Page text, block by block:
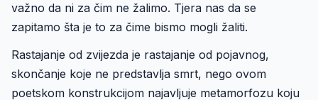
važno da ni za čim ne žalimo. Tjera nas da se
zapitamo šta je to za čime bismo mogli žaliti.
Rastajanje od zvijezda je rastajanje od pojavnog,
skončanje koje ne predstavlja smrt, nego ovom
poetskom konstrukcijom najavljuje metamorfozu koju